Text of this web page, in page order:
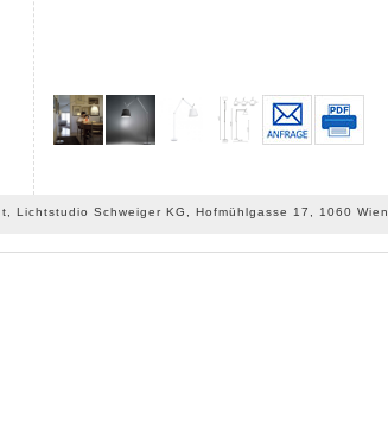
Lichtstudio Schweiger KG, Hofmühlgasse 17, 1060